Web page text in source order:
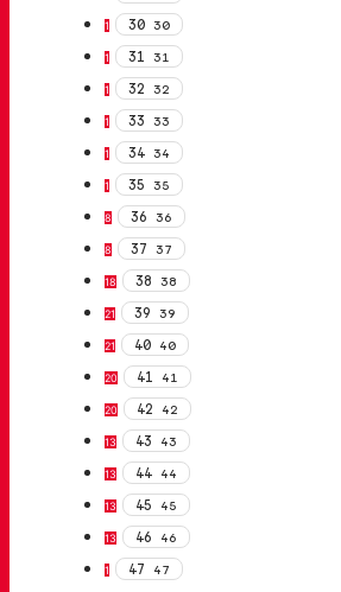
1 30 30
1 31 31
1 32 32
1 33 33
1 34 34
1 35 35
8 36 36
8 37 37
18 38 38
21 39 39
21 40 40
20 41 41
20 42 42
13 43 43
13 44 44
13 45 45
13 46 46
1 47 47